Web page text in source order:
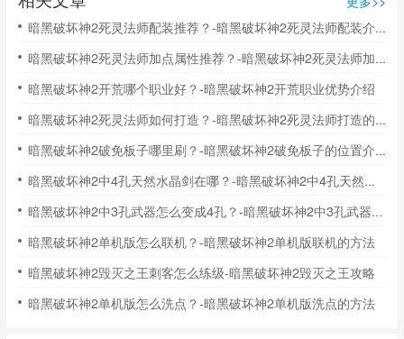
暗黑破坏神2死灵法师配装推荐？-暗黑破坏神2死灵法师配装介绍
暗黑破坏神2死灵法师加点属性推荐？-暗黑破坏神2死灵法师加点属性推荐介绍
暗黑破坏神2开荒哪个职业好？-暗黑破坏神2开荒职业优势介绍
暗黑破坏神2死灵法师如何打造？-暗黑破坏神2死灵法师打造的方法
暗黑破坏神2破免板子哪里刷？-暗黑破坏神2破免板子的位置介绍
暗黑破坏神2中4孔天然水晶剑在哪？-暗黑破坏神2中4孔天然水晶剑的位置
暗黑破坏神2中3孔武器怎么变成4孔？-暗黑破坏神2中3孔武器变成4孔的方法
暗黑破坏神2单机版怎么联机？-暗黑破坏神2单机版联机的方法
暗黑破坏神2毁灭之王刺客怎么练级-暗黑破坏神2毁灭之王攻略
暗黑破坏神2单机版怎么洗点？-暗黑破坏神2单机版洗点的方法